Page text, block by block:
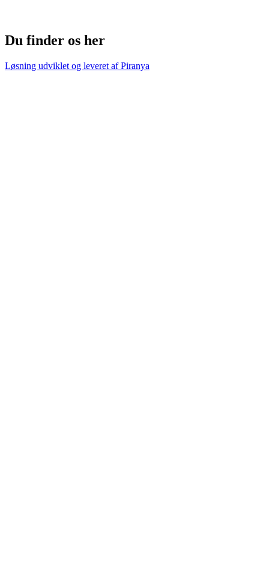
Du finder os her
Løsning udviklet og leveret afPiranya